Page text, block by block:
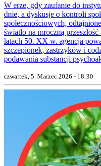
W erze, gdy zaufanie do
dnie, a dyskusje o kontroli
społecznościowych,
światło na mroczną
latach 50. XX w. agencja
szczepionek, zastrzyków i
podawania substancji
czwartek, 5. Marzec 2026 - 18:30